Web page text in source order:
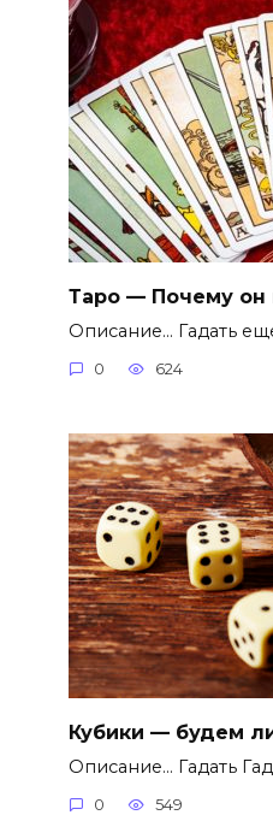
Таро — Почему он
Описание… Гадать
0 624
Кубики — будем
Описание… Гадать
0 549